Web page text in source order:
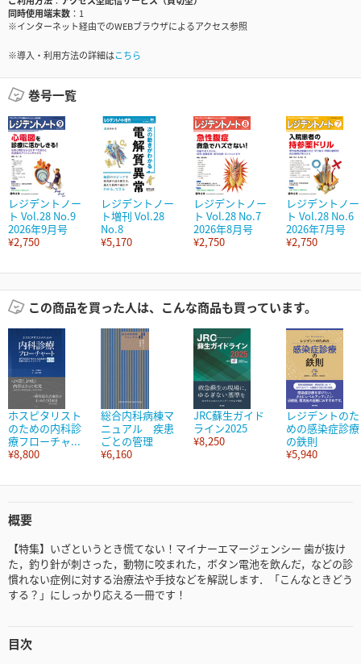
同時使用端末数
1
※インターネット経由でのWEBブラウザによるアクセス参照
※導入・利用方法の詳細はこちら
巻号一覧
レジデントノー
ト Vol.28 No.9
2026年9月号
¥2,750
レジデントノー
ト増刊 Vol.28
No.8
¥5,170
レジデントノー
ト Vol.28 No.7
2026年8月号
¥2,750
レジデントノー
ト Vol.28 No.6
2026年7月号
¥2,750
この商品を買った人は、こんな商品も買っています。
ホスピタリスト
のための内科診
療フローチャ...
¥8,800
総合内科病棟マ
ニュアル 疾患
ごとの管理
¥6,160
JRC蘇生ガイド
ライン2025
¥8,250
レジデントのた
めの感染症診療
の鉄則
¥5,940
概要
【特集】いざというとき慌てない！マイナーエマージェンシー 歯が抜け
た，釣り針が刺さった，動物に咬まれた，ボタン電池を飲んだ，などの診
慣れない症例に対する治療法や手技などを解説します．「こんなときどう
する？」にしっかり応える一冊です！
目次